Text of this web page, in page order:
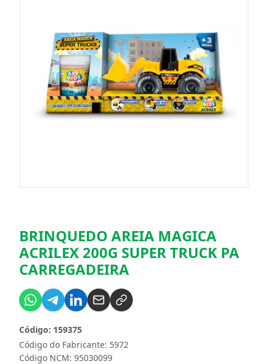
BRINQUEDO AREIA MAGICA
ACRILEX 200G SUPER TRUCK PA
CARREGADEIRA
Código do Fabricante: 5972
Código: 159375
Código NCM: 95030099